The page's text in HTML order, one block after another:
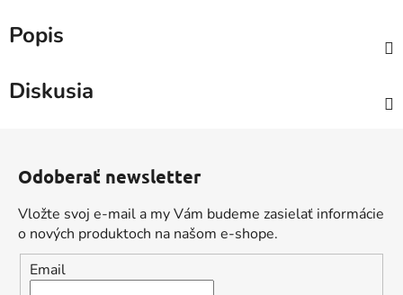
Popis
Diskusia
Odoberať newsletter
Vložte svoj e-mail a my Vám budeme zasielať informácie
o nových produktoch na našom e-shope.
Email